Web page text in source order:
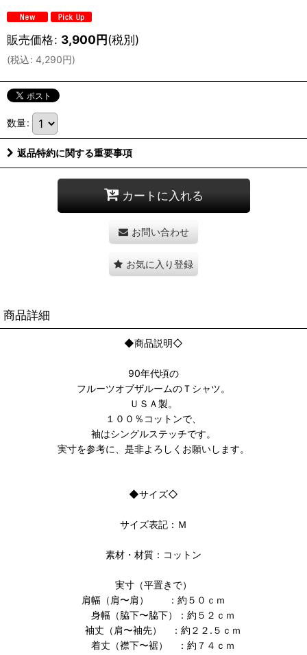
販売価格: 3,900円(税別)
(税込: 4,290円)
数量:
返品特約に関する重要事項
カートに入れる
お問い合わせ
お気に入り登録
商品詳細
◆商品説明◇
90年代頃の
フルーツオブザルームのＴシャツ。
ＵＳＡ製。
１００％コットンで、
袖はシングルステッチです。
実寸を参考に、是非よろしくお願いします。
◆サイズ◇
サイズ表記：Ｍ
素材・材質：コットン
実寸（平置きで）
肩幅（肩〜肩） ：約５０ｃｍ
身幅（脇下〜脇下）：約５２ｃｍ
袖丈（肩〜袖先） ：約２２.５ｃｍ
着丈（襟下〜裾） ：約７４ｃｍ